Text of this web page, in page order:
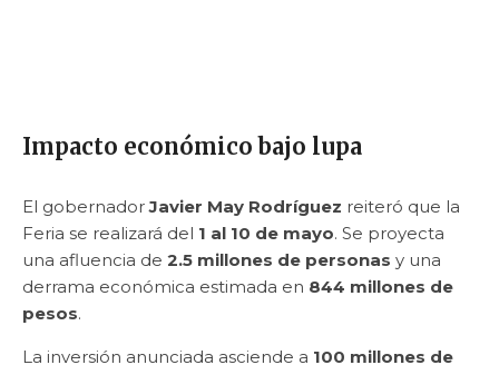
Impacto económico bajo lupa
El gobernadorJavier May Rodríguez reiteró que la
Feria se realizará del 1 al 10 de mayo. Se proyecta
una afluencia de 2.5 millones de personas y una
derrama económica estimada en 844 millones de
pesos.
La inversión anunciada asciende a 100 millones de